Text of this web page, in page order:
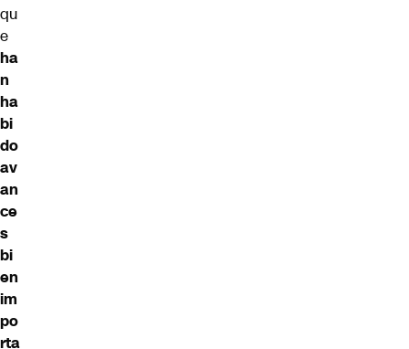
qu
e
ha
n
ha
bi
do
av
an
ce
s
bi
en
im
po
rta